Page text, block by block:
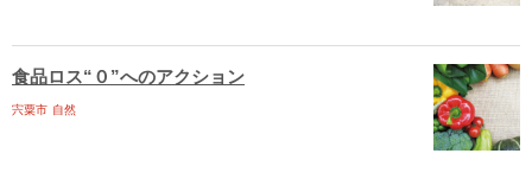
食品ロス“０”へのアクション
宍粟市 自然